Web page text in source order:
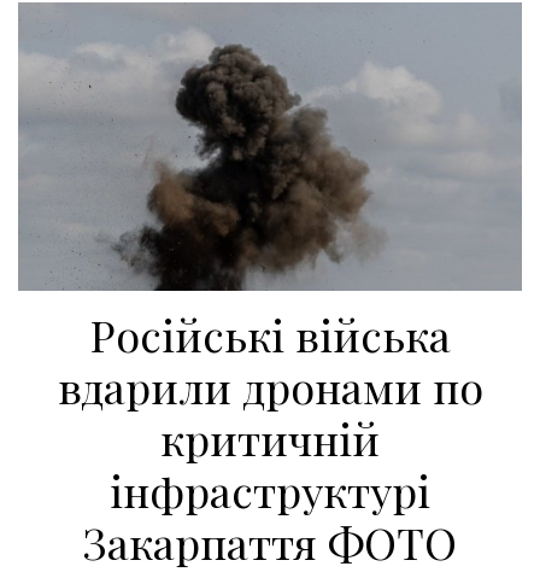
Російські війська
вдарили дронами по
критичній
інфраструктурі
Закарпаття ФОТО